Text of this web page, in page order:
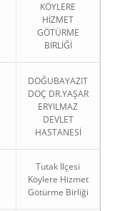
KÖYLERE
HİZMET
GÖTÜRME
BİRLİĞİ
DOĞUBAYAZIT
DOÇ DR.YAŞAR
ERYILMAZ
DEVLET
HASTANESİ
Tutak İlçesi
Köylere Hizmet
Götürme Birliği